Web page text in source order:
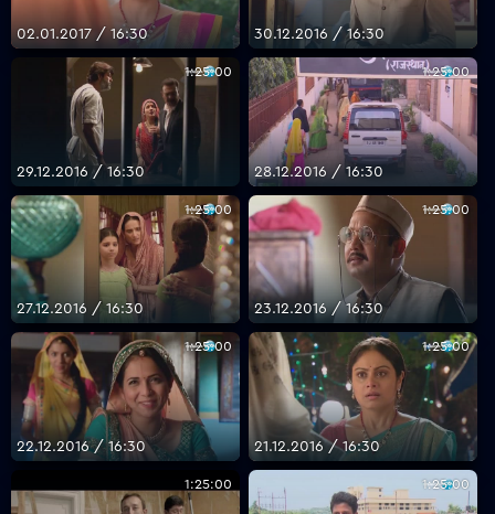
02.01.2017 / 16:30 30.12.2016 / 16:30
1:25:00
29.12.2016 / 16:30
1:25:00
28.12.2016 / 16:30
1:25:00
27.12.2016 / 16:30
1:25:00
23.12.2016 / 16:30
1:25:00
22.12.2016 / 16:30
1:25:00
21.12.2016 / 16:30
1:25:00 1:25:00